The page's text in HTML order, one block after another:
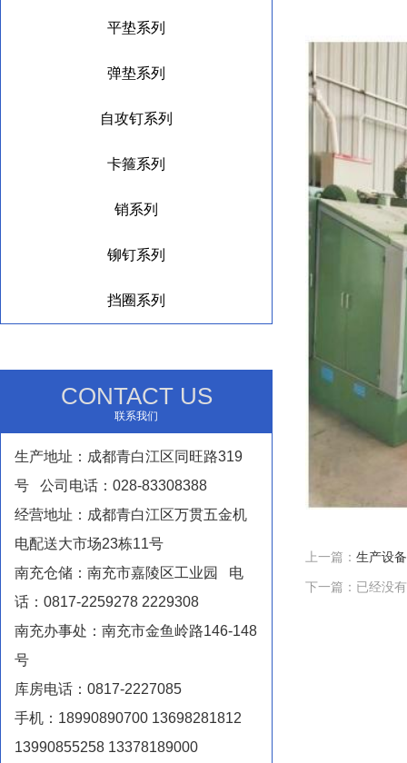
平垫系列
弹垫系列
自攻钉系列
卡箍系列
销系列
铆钉系列
挡圈系列
CONTACT US
联系我们
生产地址：成都青白江区同旺路319
号 公司电话：028-83308388
经营地址：成都青白江区万贯五金机
电配送大市场23栋11号
南充仓储：南充市嘉陵区工业园 电
话：0817-2259278 2229308
南充办事处：南充市金鱼岭路146-148
号
库房电话：0817-2227085
手机：18990890700 13698281812
13990855258 13378189000
上一篇： 生产设备
下一篇：已经没